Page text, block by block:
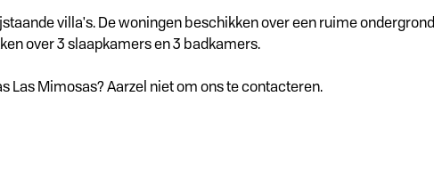
villa's. De woningen beschikken over een ruime
over 3 slaapkamers en 3 badkamers.
Las Mimosas? Aarzel niet om ons te contacteren.